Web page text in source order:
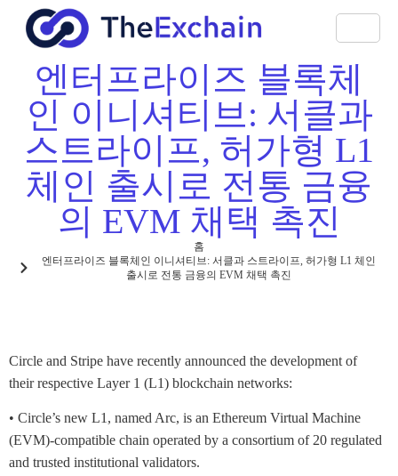
엔터프라이즈 블록체
인 이니셔티브: 서클과
스트라이프, 허가형 L1
체인 출시로 전통 금융
의 EVM 채택 촉진
홈
엔터프라이즈 블록체인 이니셔티브: 서클과 스트라이프, 허가형 L1 체인
출시로 전통 금융의 EVM 채택 촉진
Circle and Stripe have recently announced the development of
their respective Layer 1 (L1) blockchain networks:
• Circle’s new L1, named Arc, is an Ethereum Virtual Machine
(EVM)-compatible chain operated by a consortium of 20 regulated
and trusted institutional validators.